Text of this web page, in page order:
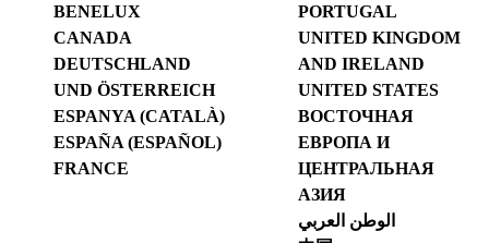
BENELUX
CANADA
DEUTSCHLAND
UND ÖSTERREICH
ESPANYA (CATALÀ)
ESPAÑA (ESPAÑOL)
FRANCE
PORTUGAL
UNITED KINGDOM
AND IRELAND
UNITED STATES
ВОСТОЧНАЯ
ЕВРОПА И
ЦЕНТРАЛЬНАЯ
АЗИЯ
الوطن العربي